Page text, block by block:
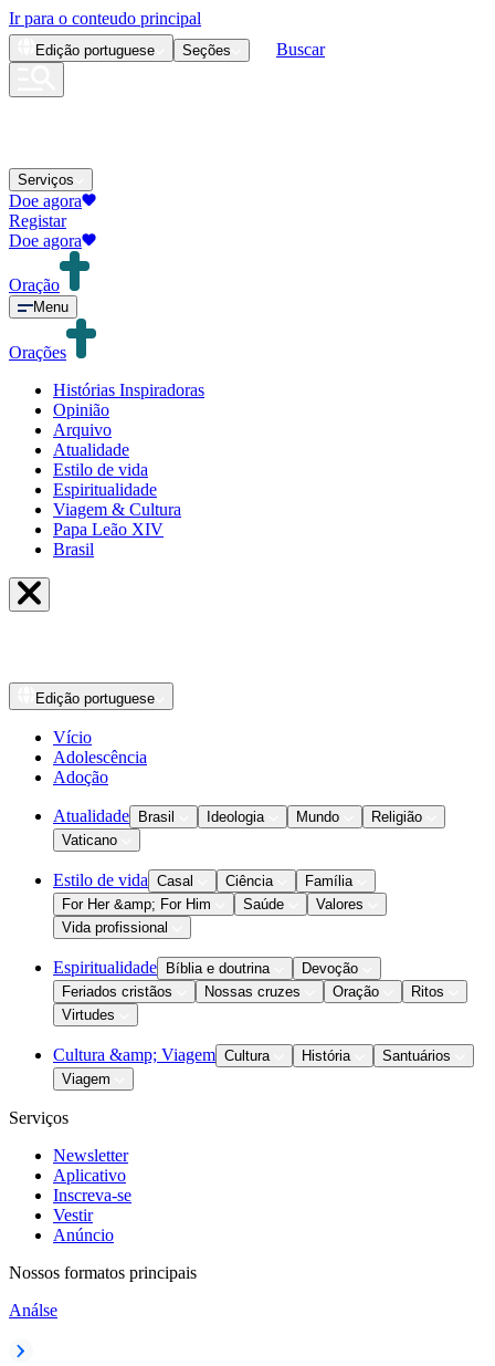
Ir para o conteudo principal
Edição portuguese Seções Buscar
Serviços
Doe agora
Registar
Doe agora
Oração
Menu
Orações
Histórias Inspiradoras
Opinião
Arquivo
Atualidade
Estilo de vida
Espiritualidade
Viagem & Cultura
Papa Leão XIV
Brasil
Edição portuguese
Vício
Adolescência
Adoção
Atualidade Brasil Ideologia Mundo
Religião
Vaticano
Estilo de vida Casal Ciência
Família
For Her &amp; For Him
Saúde
Valores
Vida profissional
Espiritualidade Bíblia e doutrina
Devoção
Feriados cristãos
Nossas cruzes Oração
Ritos
Virtudes
Cultura &amp; Viagem Cultura História
Santuários
Viagem
Serviços
Newsletter
Aplicativo
Inscreva-se
Vestir
Anúncio
Nossos formatos principais
Análse